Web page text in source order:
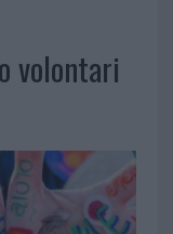
volontari